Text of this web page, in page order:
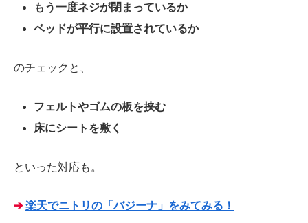
もう一度ネジが閉まっているか
ベッドが平行に設置されているか
のチェックと、
フェルトやゴムの板を挟む
床にシートを敷く
といった対応も。
➔ 楽天でニトリの「バジーナ」をみてみる！